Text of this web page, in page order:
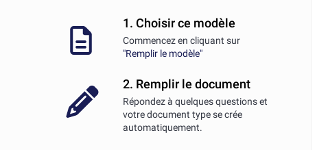
1. Choisir ce modèle
Commencez en cliquant sur
"Remplir le modèle"
2. Remplir le document
Répondez à quelques questions et
votre document type se crée
automatiquement.